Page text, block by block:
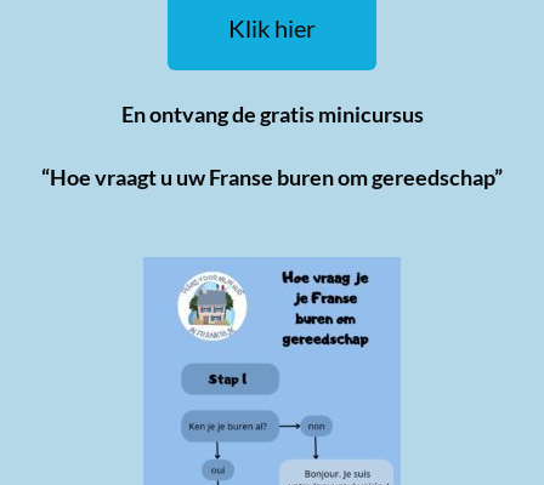
Klik hier
En ontvang de gratis minicursus
“Hoe vraagt u uw Franse buren om gereedschap”